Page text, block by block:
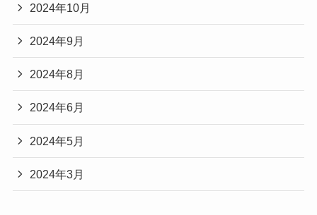
2024年10月
2024年9月
2024年8月
2024年6月
2024年5月
2024年3月